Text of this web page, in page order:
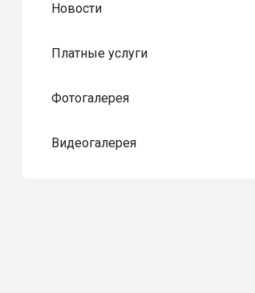
Новости
Платные услуги
Фотогалерея
Видеогалерея